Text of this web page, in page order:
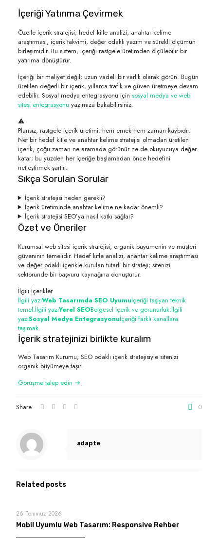
İçeriği Yatırıma Çevirmek
Özetle içerik stratejisi; hedef kitle analizi, anahtar kelime
araştırması, içerik takvimi, değer odaklı yazım ve sürekli ölçümün
birleşimidir. Bu sistem, içeriği rastgele üretimden ölçülebilir bir
yatırıma dönüştürür.
İçeriği bir maliyet değil; uzun vadeli bir varlık olarak görün. Bugün
üretilen değerli bir içerik, yıllarca trafik ve güven üretmeye devam
edebilir. Sosyal medya entegrasyonu için sosyal medya ve web
sitesi entegrasyonu yazımıza bakabilirsiniz.
⚠️
Plansız, rastgele içerik üretimi; hem emek hem zaman kaybıdır.
Net bir hedef kitle ve anahtar kelime stratejisi olmadan üretilen
içerik, çoğu zaman ne aramada görünür ne de okuyucuya değer
katar; bu yüzden her içeriğe başlamadan önce hedefini
netleştirmek şarttır.
Sıkça Sorulan Sorular
İçerik stratejisi neden gerekli?
İçerik üretiminde anahtar kelime ne kadar önemli?
İçerik stratejisi SEO’ya nasıl katkı sağlar?
Özet ve Öneriler
Kurumsal web sitesi içerik stratejisi, organik büyümenin ve müşteri
güveninin temelidir. Hedef kitle analizi, anahtar kelime araştırması
ve değer odaklı içerikle kurulan tutarlı bir strateji; sitenizi
sektöründe bir başvuru kaynağına dönüştürür.
İlgili İçerikler
İlgili yazıWeb Tasarımda SEO Uyumuİçeriği taşıyan teknik
temel.İlgili yazıYerel SEOBölgesel içerik ve görünürlük.İlgili
yazıSosyal Medya Entegrasyonuİçeriği farklı kanallara
taşımak.
İçerik stratejinizi birlikte kuralım
Web Tasarım Kurumu; SEO odaklı içerik stratejisiyle sitenizi
organik büyümeye taşır.
Görüşme talep edin →
Share 0
adapte
Related posts
26 Temmuz 2026
Mobil Uyumlu Web Tasarım: Responsive Rehber